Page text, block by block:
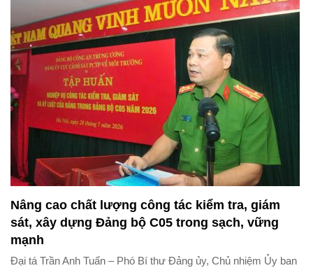
Nâng cao chất lượng công tác kiểm tra, giám
sát, xây dựng Đảng bộ C05 trong sạch, vững
mạnh
Đại tá Trần Anh Tuấn – Phó Bí thư Đảng ủy, Chủ nhiệm Ủy ban